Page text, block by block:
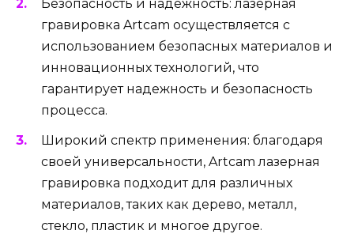
Безопасность и надежность: лазерная
гравировка Artcam осуществляется с
использованием безопасных материалов и
инновационных технологий, что
гарантирует надежность и безопасность
процесса.
Широкий спектр применения: благодаря
своей универсальности, Artcam лазерная
гравировка подходит для различных
материалов, таких как дерево, металл,
стекло, пластик и многое другое.